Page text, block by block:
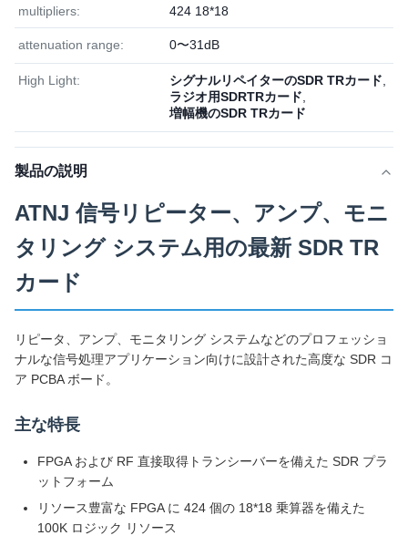
multipliers: 424 18*18
attenuation range: 0〜31dB
High Light: シグナルリペイターのSDR TRカード
ラジオ用SDRTRカード
増幅機のSDR TRカード
製品の説明
ATNJ 信号リピーター、アンプ、モニ
タリング システム用の最新 SDR TR
カード
リピータ、アンプ、モニタリング システムなどのプロフェッショ
ナルな信号処理アプリケーション向けに設計された高度な SDR コ
ア PCBA ボード。
主な特長
FPGA および RF 直接取得トランシーバーを備えた SDR プラ
ットフォーム
リソース豊富な FPGA に 424 個の 18*18 乗算器を備えた
100K ロジック リソース